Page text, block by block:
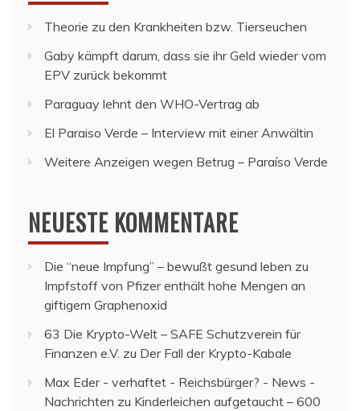
Theorie zu den Krankheiten bzw. Tierseuchen
Gaby kämpft darum, dass sie ihr Geld wieder vom
EPV zurück bekommt
Paraguay lehnt den WHO-Vertrag ab
El Paraiso Verde – Interview mit einer Anwältin
Weitere Anzeigen wegen Betrug – Paraíso Verde
NEUESTE KOMMENTARE
Die “neue Impfung” – bewußt gesund leben zu
Impfstoff von Pfizer enthält hohe Mengen an
giftigem Graphenoxid
63 Die Krypto-Welt – SAFE Schutzverein für
Finanzen e.V. zu Der Fall der Krypto-Kabale
Max Eder - verhaftet - Reichsbürger? - News -
Nachrichten zu Kinderleichen aufgetaucht – 600